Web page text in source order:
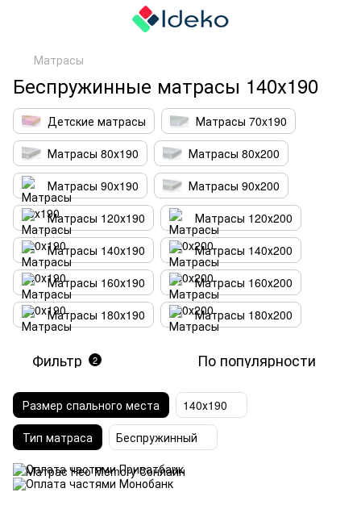
Матрасы
Беспружинные матрасы 140х190
Детские матрасы
Матрасы 70x190
Матрасы 80х190
Матрасы 80х200
Матрасы 90х190
Матрасы 90х200
Матрасы 120х190
Матрасы 120х200
Матрасы 140х190
Матрасы 140х200
Матрасы 160х190
Матрасы 160х200
Матрасы 180х190
Матрасы 180х200
Фильтр 2 По популярности
Размер спального места
140х190
Тип матраса
Беспружинный